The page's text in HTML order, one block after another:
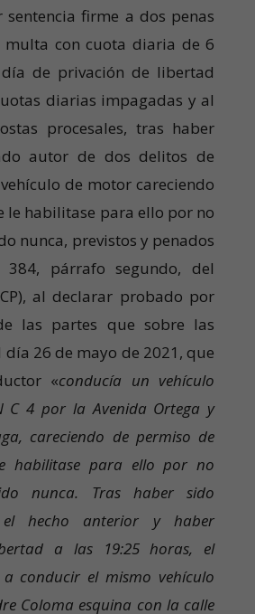
sentencia firme a dos penas
multa con cuota diaria de 6
de privación de libertad
diarias impagadas y al
procesales, tras haber
autor de dos delitos de
de motor careciendo
le habilitase para ello por no
nunca, previstos y penados
párrafo segundo, del
al declarar probado por
las partes que sobre las
día 26 de mayo de 2021, que
«conducía un vehículo
C 4 por la Avenida Ortega y
careciendo de permiso de
habilitase para ello por no
nunca. Tras haber sido
hecho anterior y haber
a las 19:25 horas, el
conducir el mismo vehículo
Coloma esquina con la calle